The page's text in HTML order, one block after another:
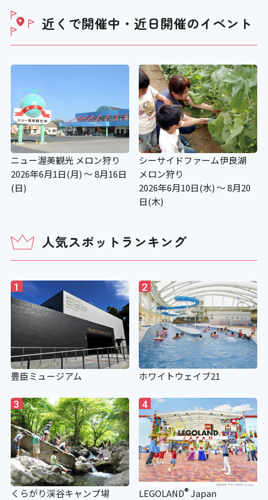
×
〇
授乳コーナー
×
〇
補助犬用のトイレ
×
施設の点字案内
×
階段手すり点字シート
×
視覚障がい者誘導用ブロック
近くで開催中・近日開催のイベント
ニュー渥美観光 メロン狩り
2026年6月1日(月) ～ 8月16日
(日)
シーサイドファーム伊良湖
メロン狩り
2026年6月10日(水) ～ 8月20
日(木)
人気スポットランキング
1
豊臣ミュージアム
2
ホワイトウェイブ21
3
くらがり渓谷キャンプ場
4
LEGOLAND®Japan